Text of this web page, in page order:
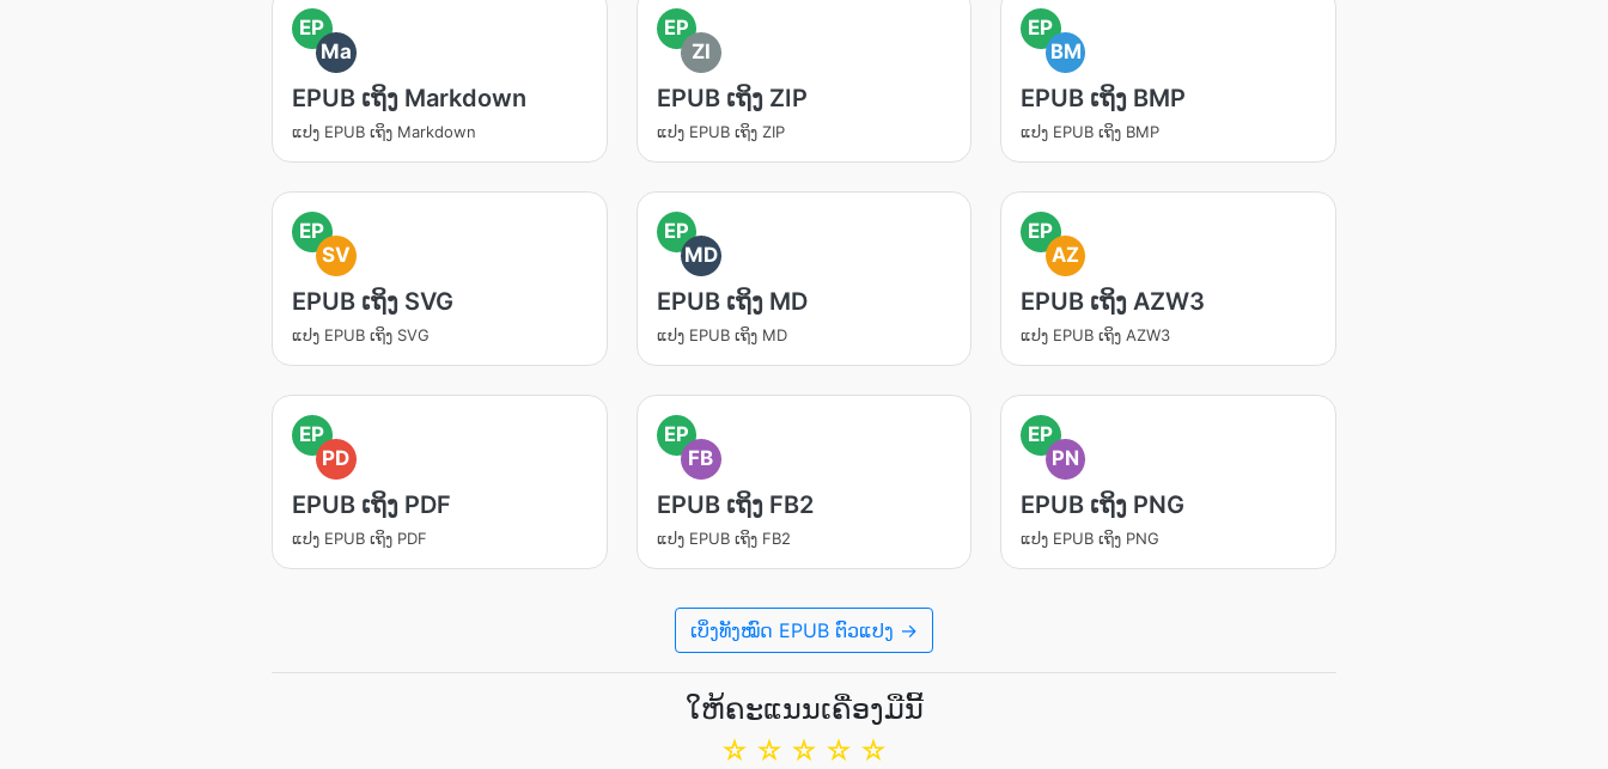
EP
Ma
EPUB ເຖິງ Markdown
ແປງ EPUB ເຖິງ Markdown
EP
ZI
EPUB ເຖິງ ZIP
ແປງ EPUB ເຖິງ ZIP
EP
BM
EPUB ເຖິງ BMP
ແປງ EPUB ເຖິງ BMP
EP
SV
EPUB ເຖິງ SVG
ແປງ EPUB ເຖິງ SVG
EP
MD
EPUB ເຖິງ MD
ແປງ EPUB ເຖິງ MD
EP
AZ
EPUB ເຖິງ AZW3
ແປງ EPUB ເຖິງ AZW3
EP
PD
EPUB ເຖິງ PDF
ແປງ EPUB ເຖິງ PDF
EP
FB
EPUB ເຖິງ FB2
ແປງ EPUB ເຖິງ FB2
EP
PN
EPUB ເຖິງ PNG
ແປງ EPUB ເຖິງ PNG
ເບິ່ງທັງໝົດ EPUB ຕົວແປງ →
ໃຫ້ຄະແນນເຄື່ອງມືນີ້
☆
☆
☆
☆
☆